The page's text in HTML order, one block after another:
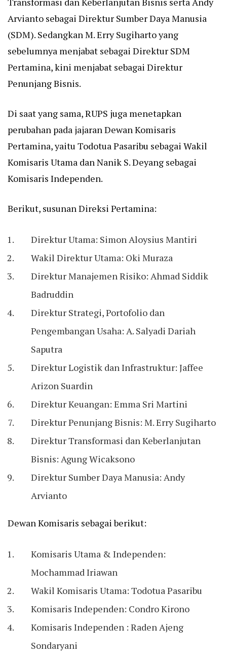
Arvianto sebagai Direktur Sumber Daya Manusia
(SDM). Sedangkan M. Erry Sugiharto yang
sebelumnya menjabat sebagai Direktur SDM
Pertamina, kini menjabat sebagai Direktur
Penunjang Bisnis.
Di saat yang sama, RUPS juga menetapkan
perubahan pada jajaran Dewan Komisaris
Pertamina, yaitu Todotua Pasaribu sebagai Wakil
Komisaris Utama dan Nanik S. Deyang sebagai
Komisaris Independen.
Berikut, susunan Direksi Pertamina:
Direktur Utama: Simon Aloysius Mantiri
Wakil Direktur Utama: Oki Muraza
Direktur Manajemen Risiko: Ahmad Siddik
Badruddin
Direktur Strategi, Portofolio dan
Pengembangan Usaha: A. Salyadi Dariah
Saputra
Direktur Logistik dan Infrastruktur: Jaffee
Arizon Suardin
Direktur Keuangan: Emma Sri Martini
Direktur Penunjang Bisnis: M. Erry Sugiharto
Direktur Transformasi dan Keberlanjutan
Bisnis: Agung Wicaksono
Direktur Sumber Daya Manusia: Andy
Arvianto
Dewan Komisaris sebagai berikut:
Komisaris Utama & Independen:
Mochammad Iriawan
⁠Wakil Komisaris Utama: Todotua Pasaribu
Komisaris Independen: Condro Kirono
Komisaris Independen : Raden Ajeng
Sondaryani